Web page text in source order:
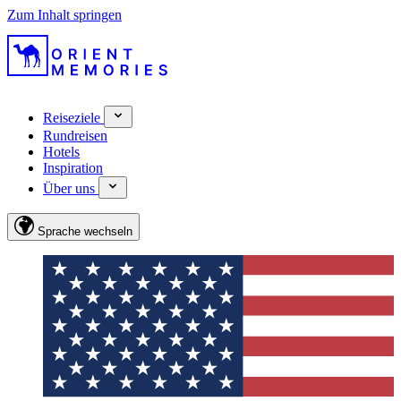
Zum Inhalt springen
Reiseziele
Rundreisen
Hotels
Inspiration
Über uns
Sprache wechseln